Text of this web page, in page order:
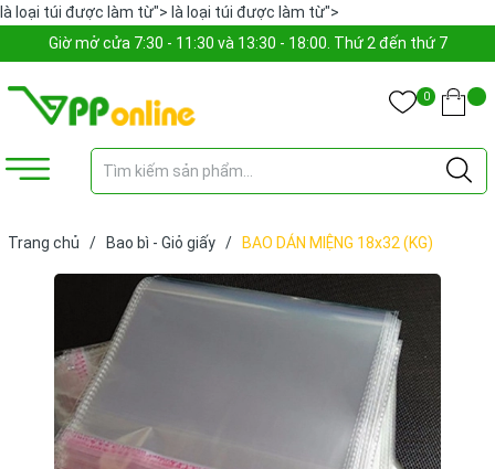
là loại túi được làm từ"> là loại túi được làm từ">
Giờ mở cửa 7:30 - 11:30 và 13:30 - 18:00. Thứ 2 đến thứ 7
0
Trang chủ / Bao bì - Giỏ giấy / BAO DÁN MIỆNG 18x32 (KG)